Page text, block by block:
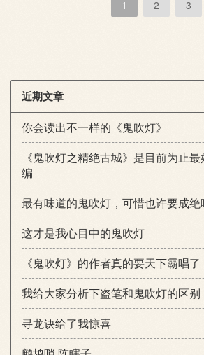
1 2 3
近期文章
你会读出不一样的《鬼吹灯》
《鬼吹灯之精绝古城》是目前为止
编
最有味道的鬼吹灯，可惜也许要成绝
这才是我心目中的鬼吹灯
《鬼吹灯》的作者真的要天下霸唱了
我给大家分析下盗笔和鬼吹灯的区别
寻龙诀给了我惊喜